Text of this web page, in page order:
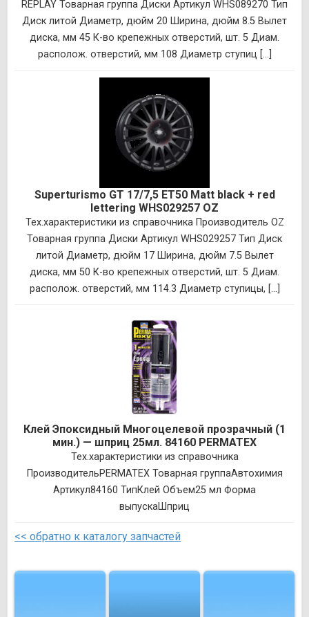
REPLAY Товарная группа Диски Артикул WHS089270 Тип
Диск литой Диаметр, дюйм 20 Ширина, дюйм 8.5 Вылет
диска, мм 45 К-во крепежных отверстий, шт. 5 Диам.
располож. отверстий, мм 108 Диаметр ступиц [...]
Superturismo GT 17/7,5 ET50 Matt black + red
lettering WHS029257 OZ
Тех.характеристики из справочника Производитель OZ
Товарная группа Диски Артикул WHS029257 Тип Диск
литой Диаметр, дюйм 17 Ширина, дюйм 7.5 Вылет
диска, мм 50 К-во крепежных отверстий, шт. 5 Диам.
располож. отверстий, мм 114.3 Диаметр ступицы, [...]
Клей Эпоксидный Многоцелевой прозрачный (1
мин.) — шприц 25мл. 84160 PERMATEX
Тех.характеристики из справочника
ПроизводительPERMATEX Товарная группаАвтохимия
Артикул84160 ТипКлей Объем25 мл Форма
выпускаШприц
<< обратно к каталогу запчастей